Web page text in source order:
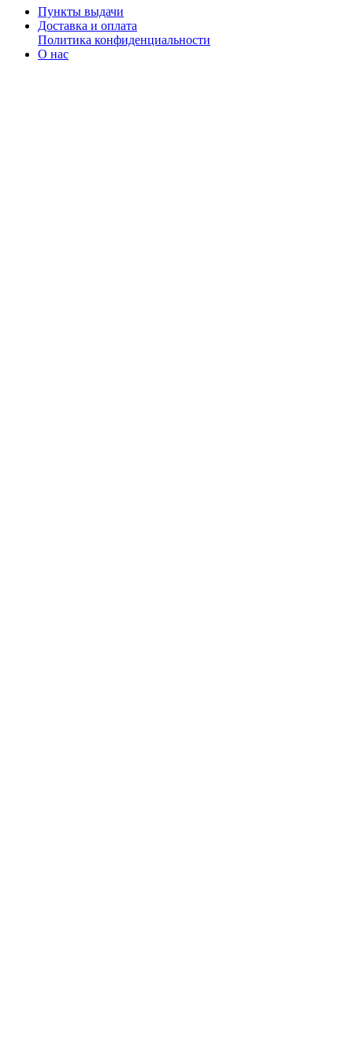
Пункты выдачи
Доставка и оплата
Политика конфиденциальности
О нас